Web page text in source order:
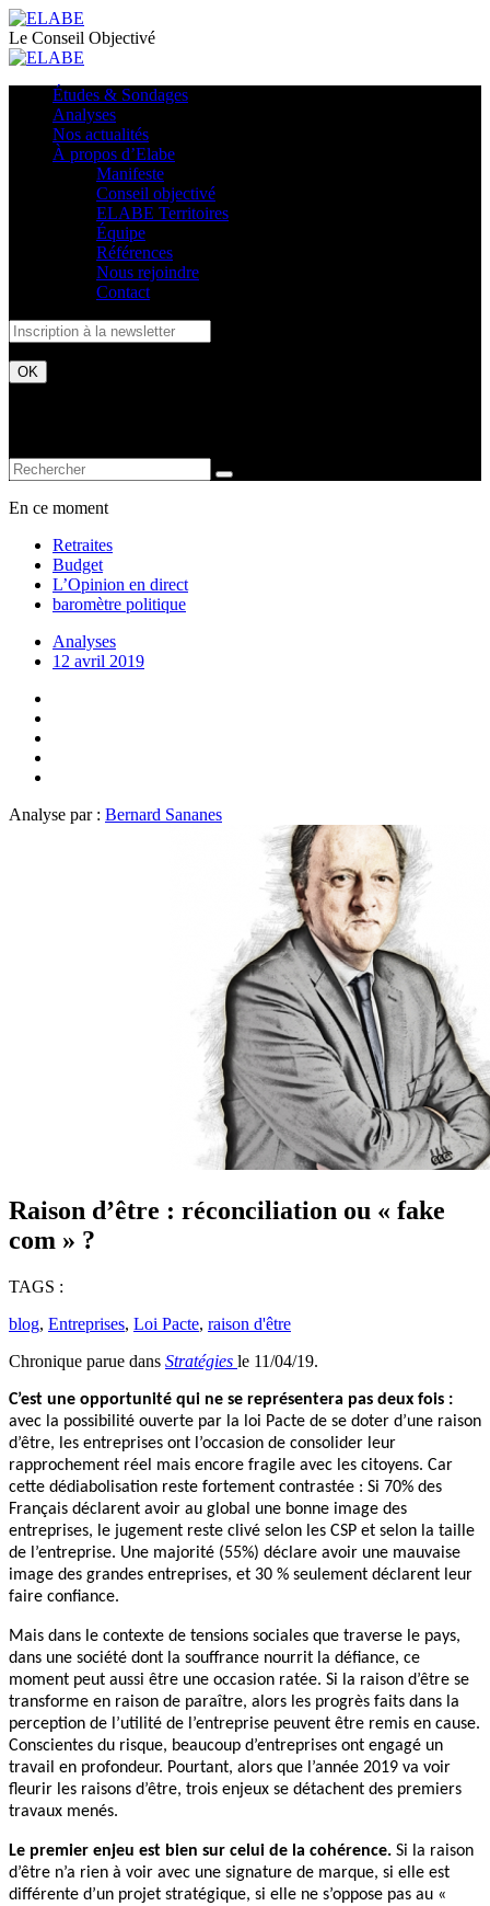
Le Conseil Objectivé
Études & Sondages
Analyses
Nos actualités
À propos d’Elabe
Manifeste
Conseil objectivé
ELABE Territoires
Équipe
Références
Nous rejoindre
Contact
En ce moment
Retraites
Budget
L’Opinion en direct
baromètre politique
Analyses
12 avril 2019
Analyse par : Bernard Sananes
Raison d’être : réconciliation ou « fake
com » ?
TAGS :
blog, Entreprises, Loi Pacte, raison d'être
Chronique parue dans Stratégies le 11/04/19.
C’est une opportunité qui ne se représentera pas deux fois :
avec la possibilité ouverte par la loi Pacte de se doter d’une raison
d’être, les entreprises ont l’occasion de consolider leur
rapprochement réel mais encore fragile avec les citoyens. Car
cette dédiabolisation reste fortement contrastée : Si 70% des
Français déclarent avoir au global une bonne image des
entreprises, le jugement reste clivé selon les CSP et selon la taille
de l’entreprise. Une majorité (55%) déclare avoir une mauvaise
image des grandes entreprises, et 30 % seulement déclarent leur
faire confiance.
Mais dans le contexte de tensions sociales que traverse le pays,
dans une société dont la souffrance nourrit la défiance, ce
moment peut aussi être une occasion ratée. Si la raison d’être se
transforme en raison de paraître, alors les progrès faits dans la
perception de l’utilité de l’entreprise peuvent être remis en cause.
Conscientes du risque, beaucoup d’entreprises ont engagé un
travail en profondeur. Pourtant, alors que l’année 2019 va voir
fleurir les raisons d’être, trois enjeux se détachent des premiers
travaux menés.
Le premier enjeu est bien sur celui de la cohérence. Si la raison
d’être n’a rien à voir avec une signature de marque, si elle est
différente d’un projet stratégique, si elle ne s’oppose pas au «